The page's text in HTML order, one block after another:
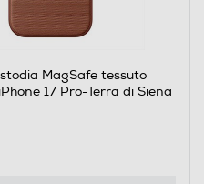
MagSafe tessuto
17 Pro-Terra di Siena